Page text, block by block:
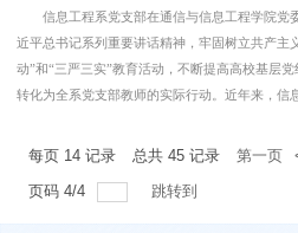
信息工程系党支部在通信与信息工程学院党
近平总书记系列重要讲话精神，牢固树立共产主
动”和“三严三实”教育活动，不断提高高校基层
转化为全系党支部教师的实际行动。近年来，信
泉，高校的科研和科技
每页 14记录 总共 45记录 第一页
页码 4/4 跳转到